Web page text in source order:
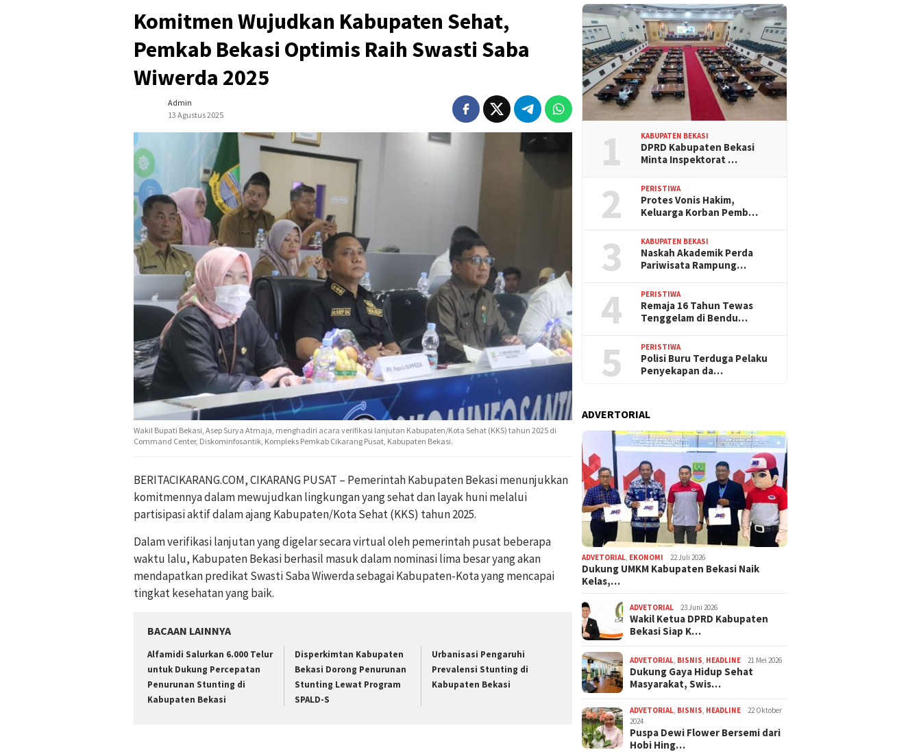
Komitmen Wujudkan Kabupaten Sehat,
Pemkab Bekasi Optimis Raih Swasti Saba
Wiwerda 2025
Admin
13 Agustus 2025
Wakil Bupati Bekasi, Asep Surya Atmaja, menghadiri acara verifikasi lanjutan Kabupaten/Kota Sehat (KKS) tahun 2025 di
Command Center, Diskominfosantik, Kompleks Pemkab Cikarang Pusat, Kabupaten Bekasi.
BERITACIKARANG.COM, CIKARANG PUSAT – Pemerintah Kabupaten Bekasi menunjukkan
komitmennya dalam mewujudkan lingkungan yang sehat dan layak huni melalui
partisipasi aktif dalam ajang Kabupaten/Kota Sehat (KKS) tahun 2025.
Dalam verifikasi lanjutan yang digelar secara virtual oleh pemerintah pusat beberapa
waktu lalu, Kabupaten Bekasi berhasil masuk dalam nominasi lima besar yang akan
mendapatkan predikat Swasti Saba Wiwerda sebagai Kabupaten-Kota yang mencapai
tingkat kesehatan yang baik.
BACAAN LAINNYA
Alfamidi Salurkan 6.000 Telur
untuk Dukung Percepatan
Penurunan Stunting di
Kabupaten Bekasi
Disperkimtan Kabupaten
Bekasi Dorong Penurunan
Stunting Lewat Program
SPALD-S
Urbanisasi Pengaruhi
Prevalensi Stunting di
Kabupaten Bekasi
1 KABUPATEN BEKASI
DPRD Kabupaten Bekasi
Minta Inspektorat …
2 PERISTIWA
Protes Vonis Hakim,
Keluarga Korban Pemb…
3 KABUPATEN BEKASI
Naskah Akademik Perda
Pariwisata Rampung…
4 PERISTIWA
Remaja 16 Tahun Tewas
Tenggelam di Bendu…
5 PERISTIWA
Polisi Buru Terduga Pelaku
Penyekapan da…
ADVERTORIAL
ADVETORIAL EKONOMI 22 Juli 2026
Dukung UMKM Kabupaten Bekasi Naik
Kelas,…
ADVETORIAL 23 Juni 2026
Wakil Ketua DPRD Kabupaten
Bekasi Siap K…
ADVETORIAL BISNIS HEADLINE 21 Mei 2026
Dukung Gaya Hidup Sehat
Masyarakat, Swis…
ADVETORIAL BISNIS HEADLINE
22 Oktober
2024
Puspa Dewi Flower Bersemi dari
Hobi Hing…